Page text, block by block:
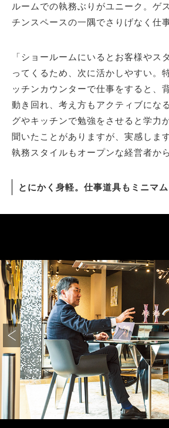
ルームでの執務ぶりがユニーク。ゲ
チンスペースの一隅でさりげなく仕
「ショールームにいるとお客様やス
ってくるため、次に活かしやすい。
ッチンカウンターで仕事をすると、
動き回れ、考え方もアクティブにな
グやキッチンで勉強をさせると学力
聞いたことがありますが、実感しま
執務スタイルもオープンな経営者か
とにかく身軽。仕事道具もミニマム